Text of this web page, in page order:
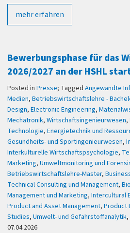
mehr erfahren
Bewerbungsphase für das
2026/2027 an der HSHL
Posted in Presse; Tagged Angewandte
Medien, Betriebswirtschaftslehre -
Design, Electronic Engineering,
Mechatronik, Wirtschaftsingenieurwesen,
Technologie, Energietechnik und
Gesundheits- und Sportingenieurwesen,
Interkulturelle Wirtschaftspsychologie,
Marketing, Umweltmonitoring und
Betriebswirtschaftslehre-Master,
Technical Consulting und Management,
Management und Marketing, Intercultural
Product and Asset Management, Product
Studies, Umwelt- und Gefahrstoffanalytik,
07.04.2026